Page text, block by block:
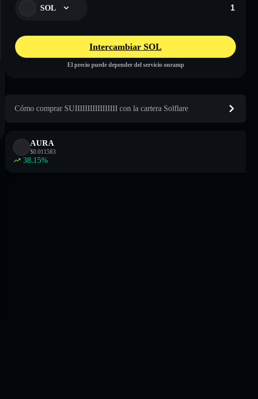
SOL
Intercambiar SOL
El precio puede depender del servicio onramp
Cómo comprar SUIIIIIIIIIIIIIIIII con la cartera Solflare
AURA
$0.011583
38.15%